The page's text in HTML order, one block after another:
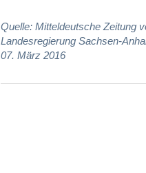
Quelle: Mitteldeutsche Zeitung
Landesregierung Sachsen-
07. März 2016